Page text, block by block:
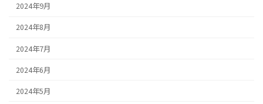
2024年9月
2024年8月
2024年7月
2024年6月
2024年5月